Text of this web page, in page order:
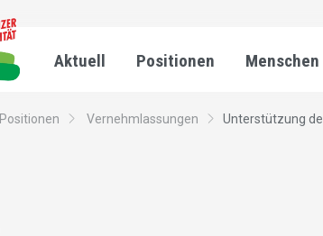
Aktuell Positionen Menschen
Positionen Vernehmlassungen Unterstützung